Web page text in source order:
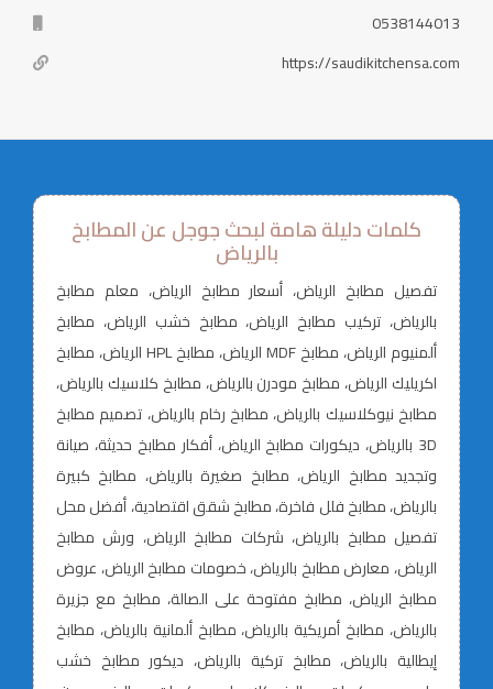
0538144013
https://saudikitchensa.com
كلمات دليلة هامة لبحث جوجل عن المطابخ
بالرياض
تفصيل مطابخ الرياض، أسعار مطابخ الرياض، معلم مطابخ
بالرياض، تركيب مطابخ الرياض، مطابخ خشب الرياض، مطابخ
ألمنيوم الرياض، مطابخ MDF الرياض، مطابخ HPL الرياض، مطابخ
اكريليك الرياض، مطابخ مودرن بالرياض، مطابخ كلاسيك بالرياض،
مطابخ نيوكلاسيك بالرياض، مطابخ رخام بالرياض، تصميم مطابخ
3D بالرياض، ديكورات مطابخ الرياض، أفكار مطابخ حديثة، صيانة
وتجديد مطابخ الرياض، مطابخ صغيرة بالرياض، مطابخ كبيرة
بالرياض، مطابخ فلل فاخرة، مطابخ شقق اقتصادية، أفضل محل
تفصيل مطابخ بالرياض، شركات مطابخ الرياض، ورش مطابخ
الرياض، معارض مطابخ بالرياض، خصومات مطابخ الرياض، عروض
مطابخ الرياض، مطابخ مفتوحة على الصالة، مطابخ مع جزيرة
بالرياض، مطابخ أمريكية بالرياض، مطابخ ألمانية بالرياض، مطابخ
إيطالية بالرياض، مطابخ تركية بالرياض، ديكور مطابخ خشب